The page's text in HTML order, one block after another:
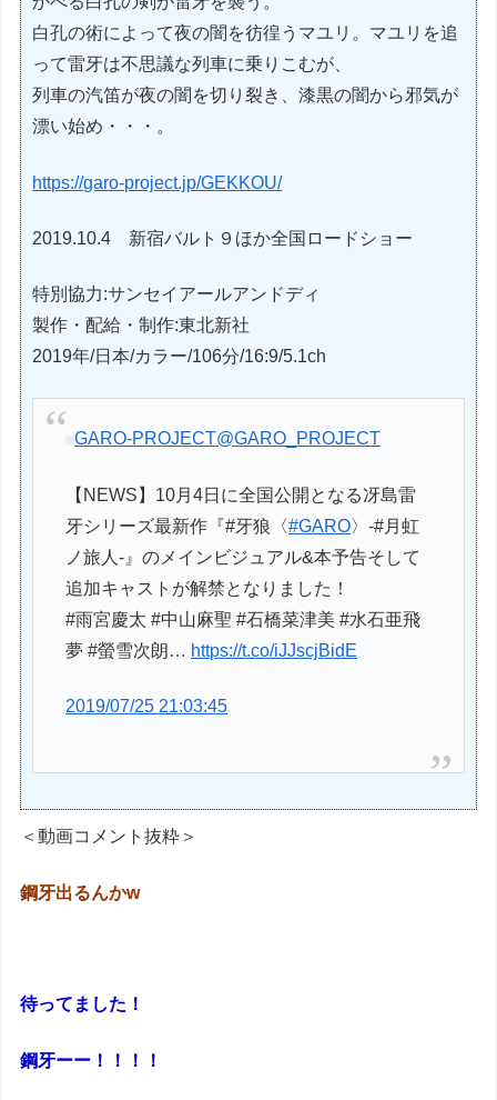
白孔の術によって夜の闇を彷徨うマユリ。マユリを追
って雷牙は不思議な列車に乗りこむが、
列車の汽笛が夜の闇を切り裂き、漆黒の闇から邪気が
漂い始め・・・。
https://garo-project.jp/GEKKOU/
2019.10.4 新宿バルト９ほか全国ロードショー
特別協力:サンセイアールアンドディ
製作・配給・制作:東北新社
2019年/日本/カラー/106分/16:9/5.1ch
GARO-PROJECT@GARO_PROJECT
【NEWS】10月4日に全国公開となる冴島雷
牙シリーズ最新作『#牙狼〈#GARO〉-#月虹
ノ旅人-』のメインビジュアル&本予告そして
追加キャストが解禁となりました！
#雨宮慶太 #中山麻聖 #石橋菜津美 #水石亜飛
夢 #螢雪次朗… https://t.co/iJJscjBidE
2019/07/25 21:03:45
＜動画コメント抜粋＞
鋼牙出るんかw
待ってました！
鋼牙ーー！！！！